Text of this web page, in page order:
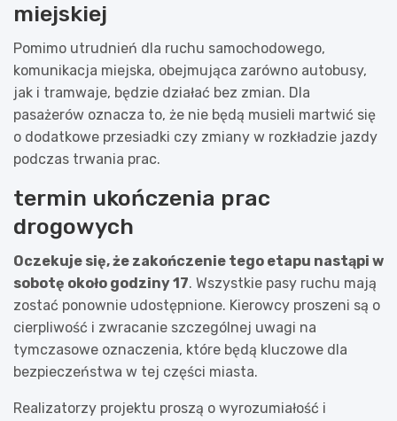
miejskiej
Pomimo utrudnień dla ruchu samochodowego,
komunikacja miejska, obejmująca zarówno autobusy,
jak i tramwaje, będzie działać bez zmian. Dla
pasażerów oznacza to, że nie będą musieli martwić się
o dodatkowe przesiadki czy zmiany w rozkładzie jazdy
podczas trwania prac.
termin ukończenia prac
drogowych
Oczekuje się, że zakończenie tego etapu nastąpi w
sobotę około godziny 17. Wszystkie pasy ruchu mają
zostać ponownie udostępnione. Kierowcy proszeni są o
cierpliwość i zwracanie szczególnej uwagi na
tymczasowe oznaczenia, które będą kluczowe dla
bezpieczeństwa w tej części miasta.
Realizatorzy projektu proszą o wyrozumiałość i